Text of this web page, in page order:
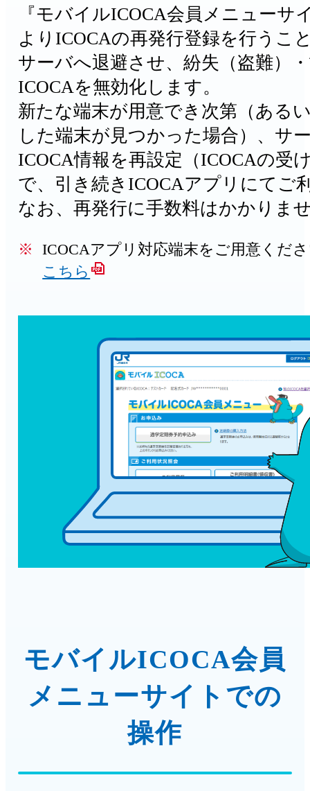
『モバイルICOCA会員メニューサ
よりICOCAの再発行登録を行うこ
サーバへ退避させ、紛失（盗難）
ICOCAを無効化します。
新たな端末が用意でき次第（ある
した端末が見つかった場合）、サ
ICOCA情報を再設定（ICOCAの受
で、引き続きICOCAアプリにてご
なお、再発行に手数料はかかりま
ICOCAアプリ対応端末をご用意くだ
こちら
モバイルICOCA会員
メニューサイトでの
操作